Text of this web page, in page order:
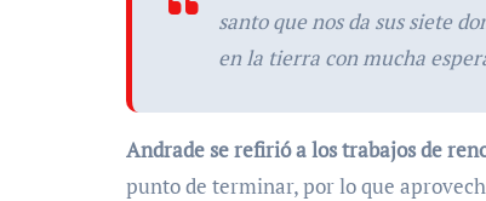
santo que nos da sus siete
en la tierra con mucha
Andrade se refirió a los trabajos de
punto de terminar, por lo que